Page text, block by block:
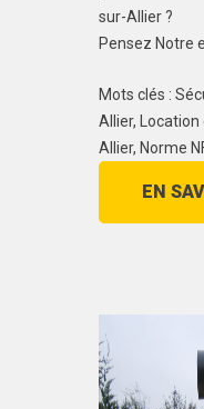
sur-Allier ?
Pensez Notre
Mots clés :
Allier,
Allier, Norme
EN